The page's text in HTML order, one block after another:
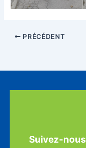
PRÉCÉDENT
Suivez-nous